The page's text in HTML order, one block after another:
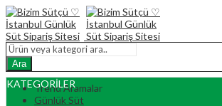
Ara
Trend Aramalar
Günlük Süt
KATEGORİLER